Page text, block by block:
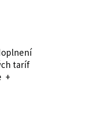
taríf
+